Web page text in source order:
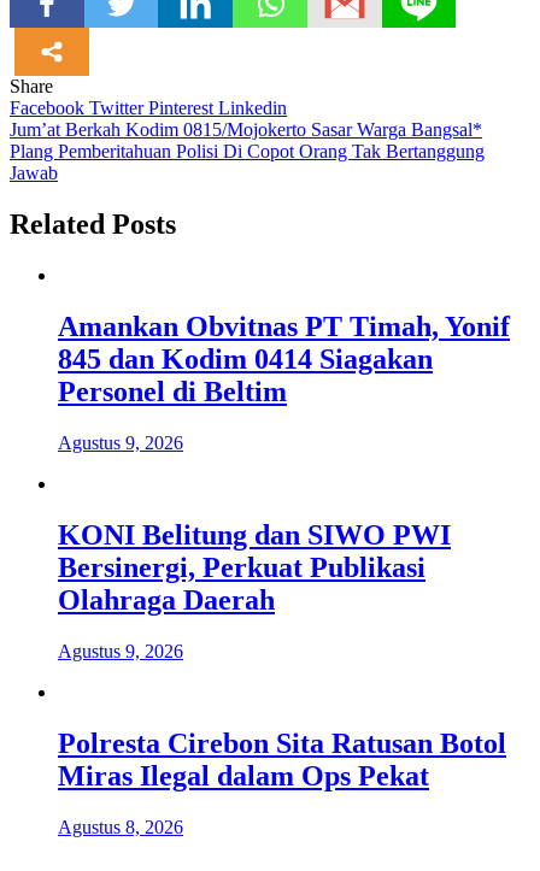
Share
Facebook TwitterPinterest Linkedin
Navigasi
pos
Jum’at Berkah Kodim 0815/Mojokerto Sasar Warga Bangsal*
Plang Pemberitahuan Polisi Di Copot Orang Tak Bertanggung
Jawab
Related Posts
Amankan Obvitnas PT Timah, Yonif
845 dan Kodim 0414 Siagakan
Personel di Beltim
Agustus 9, 2026
KONI Belitung dan SIWO PWI
Bersinergi, Perkuat Publikasi
Olahraga Daerah
Agustus 9, 2026
Polresta Cirebon Sita Ratusan Botol
Miras Ilegal dalam Ops Pekat
Agustus 8, 2026